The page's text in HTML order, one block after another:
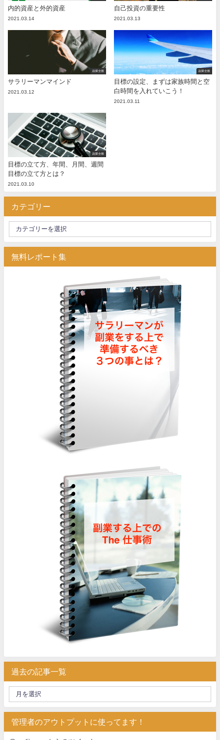
内的資産と外的資産
2021.03.14
自己投資の重要性
2021.03.13
副業全般
サラリーマンマインド
2021.03.12
副業全般
目標の設定、まずは家族時間と空
白時間を入れていこう！
2021.03.11
副業全般
目標の立て方、年間、月間、週間
目標の立て方とは？
2021.03.10
カテゴリー
無料レポート集
過去の記事一覧
管理者のアウトプットに使ってます！